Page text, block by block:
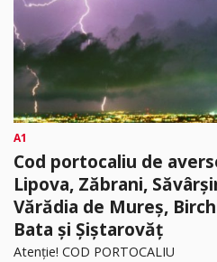
A1
Cod portocaliu de
Lipova, Zăbrani,
Vărădia de Mureș,
Bata și Șiștarovăț
Atenție! COD PORTOCALIU